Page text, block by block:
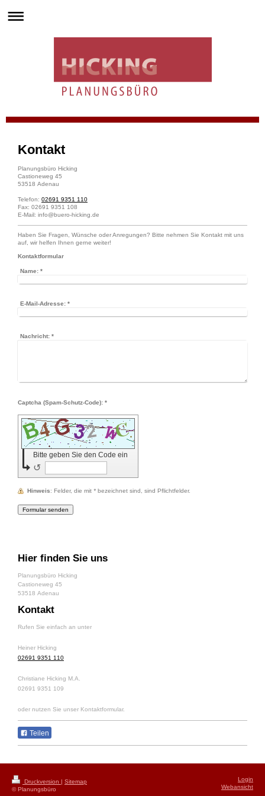
Kontakt
Planungsbüro Hicking
Castioneweg 45
53518 Adenau
Telefon: 02691 9351 110
Fax: 02691 9351 108
E-Mail: info@buero-hicking.de
Haben Sie Fragen, Wünsche oder Anregungen? Bitte nehmen Sie Kontakt mit uns
auf, wir helfen Ihnen gerne weiter!
Kontaktformular
Name:*
E-Mail-Adresse:*
Nachricht:*
Captcha (Spam-Schutz-Code): *
Bitte geben Sie den Code ein
↺
Hinweis : Felder, die mit * bezeichnet sind, sind Pflichtfelder.
Hier finden Sie uns
Planungsbüro Hicking
Castioneweg 45
53518 Adenau
Kontakt
Rufen Sie einfach an unter
Heiner Hicking
02691 9351 110
Christiane Hicking M.A.
02691 9351 109
oder nutzen Sie unser Kontaktformular.
Teilen
Druckversion | Sitemap
© Planungsbüro
Login
Webansicht